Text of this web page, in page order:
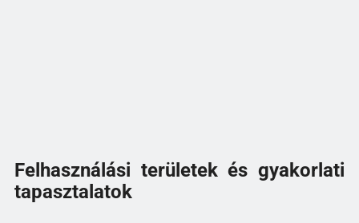
Felhasználási területek és gyakorlati
tapasztalatok